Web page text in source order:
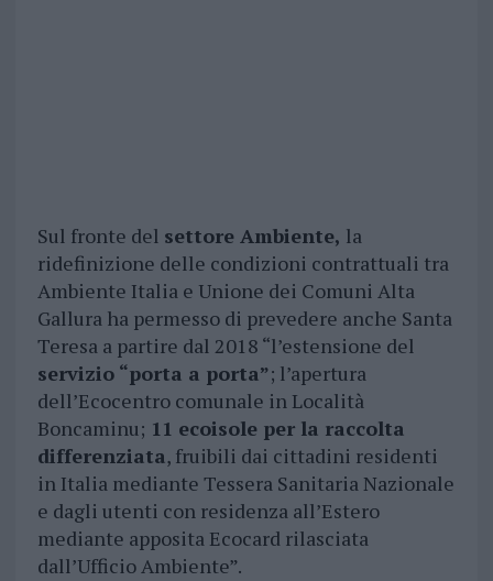
Sul fronte del settore Ambiente, la
ridefinizione delle condizioni contrattuali tra
Ambiente Italia e Unione dei Comuni Alta
Gallura ha permesso di prevedere anche Santa
Teresa a partire dal 2018 “l’estensione del
servizio “porta a porta”; l’apertura
dell’Ecocentro comunale in Località
Boncaminu; 11 ecoisole per la raccolta
differenziata, fruibili dai cittadini residenti
in Italia mediante Tessera Sanitaria Nazionale
e dagli utenti con residenza all’Estero
mediante apposita Ecocard rilasciata
dall’Ufficio Ambiente”.